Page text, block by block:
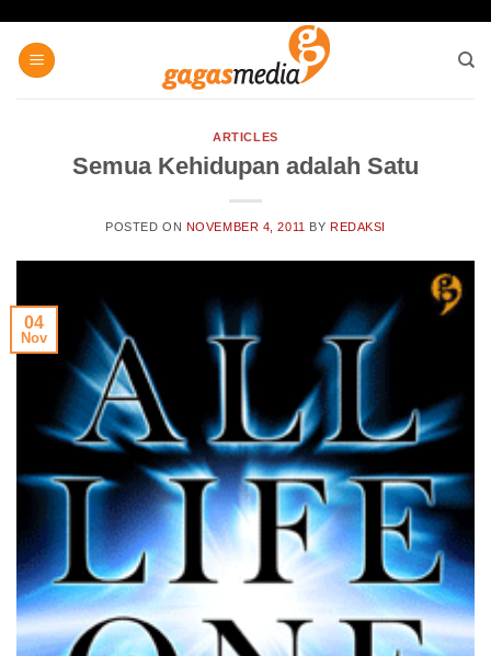
content
ARTICLES
Semua Kehidupan adalah Satu
POSTED ON NOVEMBER 4, 2011 BY REDAKSI
04
Nov